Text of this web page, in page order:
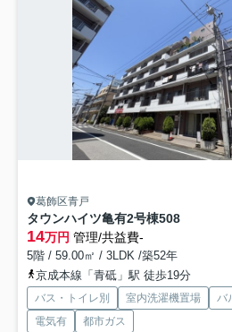
葛飾区青戸
タウンハイツ亀有2号棟508
14万円 管理/共益費-
5階 / 59.00㎡ / 3LDK /築52年
京成本線「青砥」駅 徒歩19分
バス・トイレ別 室内洗濯機置場 バ
電気有
都市ガス